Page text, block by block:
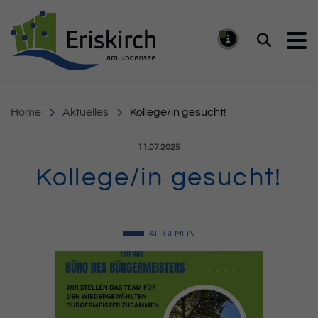
Suchen
Home Aktuelles Kollege/in gesucht!
Veröffentlicht am:
11.07.2025
Kollege/in gesucht!
ALLGEMEIN